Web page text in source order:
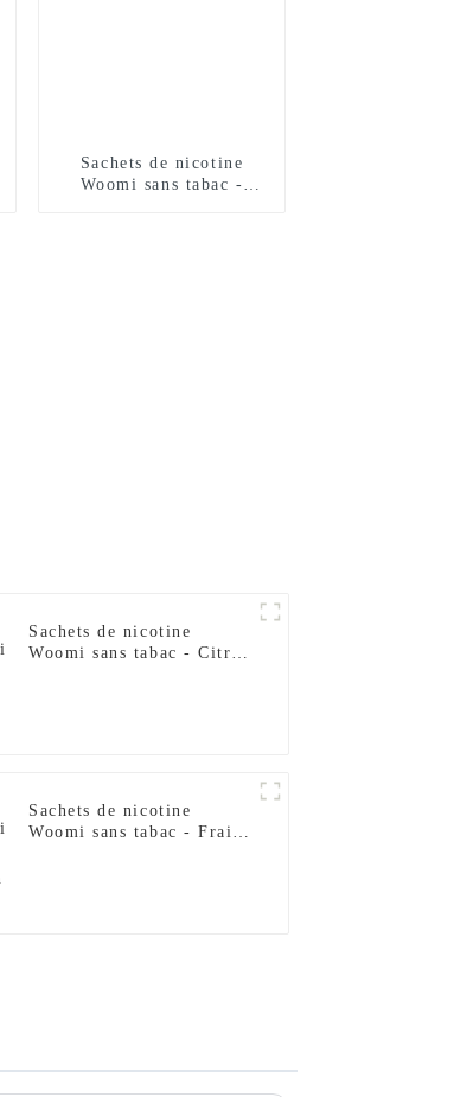
Sachets de nicotine
Woomi sans tabac -
Sachets de nicotine
Woomi sans tabac - Citron
Sachets de nicotine
Woomi sans tabac - Fraise